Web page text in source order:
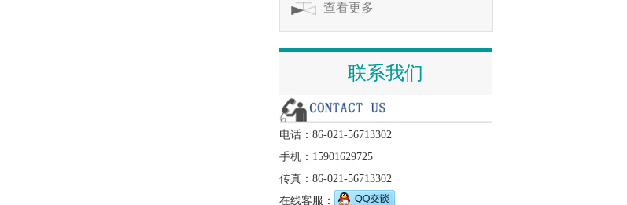
查看更多
联系我们
电话：86-021-56713302
手机：15901629725
传真：86-021-56713302
在线客服：